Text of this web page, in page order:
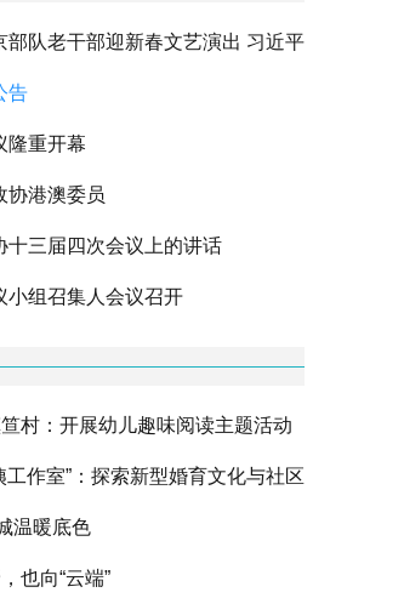
部队老干部迎新春文艺演出 习近平
告
隆重开幕
协港澳委员
十三届四次会议上的讲话
小组召集人会议召开
村：开展幼儿趣味阅读主题活动
工作室”：探索新型婚育文化与社区
温暖底色
也向“云端”